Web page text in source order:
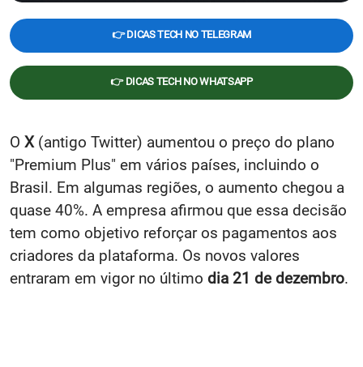
👉 DICAS TECH NO TELEGRAM
👉 DICAS TECH NO WHATSAPP
O X(antigo Twitter) aumentou o preço do plano
"Premium Plus" em vários países, incluindo o
Brasil. Em algumas regiões, o aumento chegou a
quase 40%. A empresa afirmou que essa decisão
tem como objetivo reforçar os pagamentos aos
criadores da plataforma. Os novos valores
entraram em vigor no último dia 21 de dezembro.